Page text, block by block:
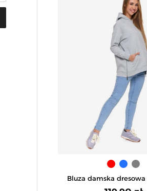
Bluza damska dresowa
kapturem -